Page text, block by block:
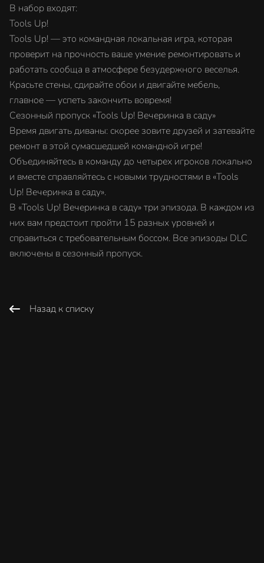
В набор входят:
Tools Up!
Tools Up! — это командная локальная игра, которая
проверит на прочность ваше умение ремонтировать и
работать сообща в атмосфере безудержного веселья.
Красьте стены, сдирайте обои и двигайте мебель,
главное — успеть закончить вовремя!
Сезонный пропуск «Tools Up! Вечеринка в саду»
Время двигать диваны: скорее зовите друзей и затевайте
ремонт в этой сумасшедшей командной игре!
Объединяйтесь в команду до четырех игроков локально
и вместе справляйтесь с новыми трудностями в «Tools
Up! Вечеринка в саду».
В «Tools Up! Вечеринка в саду» три эпизода. В каждом из
них вам предстоит пройти 15 разных уровней и
справиться с требовательным боссом. Все эпизоды DLC
включены в сезонный пропуск.
Назад к списку